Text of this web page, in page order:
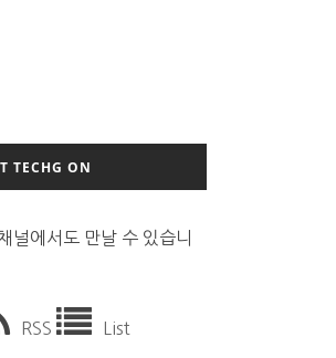
TECHG ON
널에서도 만날 수 있습니
RSS List